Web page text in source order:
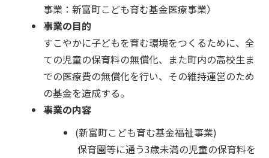
事業：新富町こども育む基金医療事業）
事業の目的
すこやかに子どもを育む環境をつくるために、全
ての児童の保育料の無償化、また町内の高校生ま
での医療費の無償化を行い、その維持運営のため
の基金を造成する。
事業の内容
(新富町こども育む基金福祉事業)
保育園等に通う3歳未満の児童の保育料を